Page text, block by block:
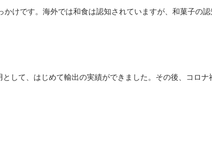
けです。海外では和食は認知されていますが、和菓子の
して、はじめて輸出の実績ができました。その後、コロ